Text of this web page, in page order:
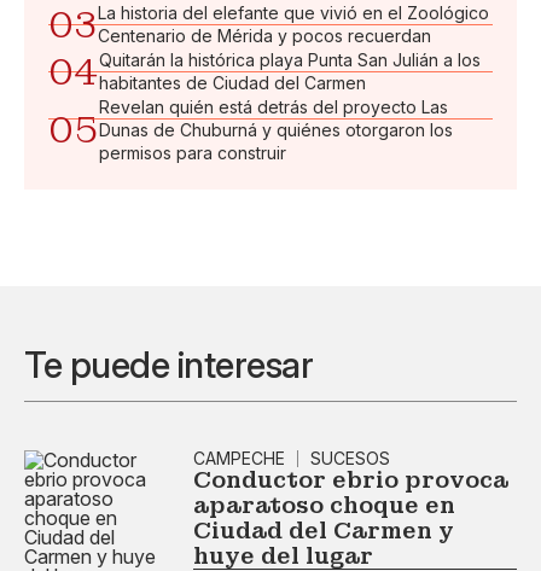
03La historia del elefante que vivió en el Zoológico
Centenario de Mérida y pocos recuerdan
04Quitarán la histórica playa Punta San Julián a los
habitantes de Ciudad del Carmen
05
Revelan quién está detrás del proyecto Las
Dunas de Chuburná y quiénes otorgaron los
permisos para construir
Te puede interesar
CAMPECHE SUCESOS
Conductor ebrio provoca
aparatoso choque en
Ciudad del Carmen y
huye del lugar